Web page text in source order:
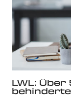
LWL: